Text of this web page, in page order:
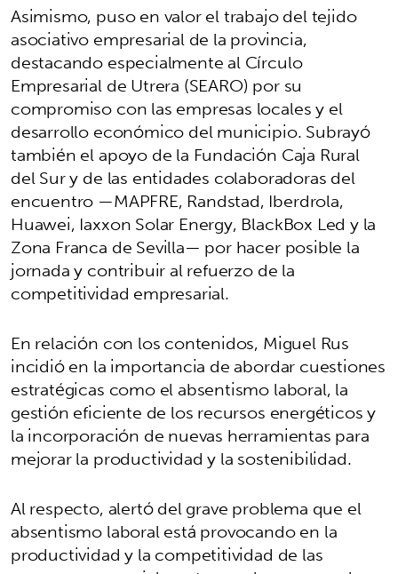
Asimismo, puso en valor el trabajo del tejido
asociativo empresarial de la provincia,
destacando especialmente al Círculo
Empresarial de Utrera (SEARO) por su
compromiso con las empresas locales y el
desarrollo económico del municipio. Subrayó
también el apoyo de la Fundación Caja Rural
del Sur y de las entidades colaboradoras del
encuentro —MAPFRE, Randstad, Iberdrola,
Huawei, Iaxxon Solar Energy, BlackBox Led y la
Zona Franca de Sevilla— por hacer posible la
jornada y contribuir al refuerzo de la
competitividad empresarial.
En relación con los contenidos, Miguel Rus
incidió en la importancia de abordar cuestiones
estratégicas como el absentismo laboral, la
gestión eficiente de los recursos energéticos y
la incorporación de nuevas herramientas para
mejorar la productividad y la sostenibilidad.
Al respecto, alertó del grave problema que el
absentismo laboral está provocando en la
productividad y la competitividad de las